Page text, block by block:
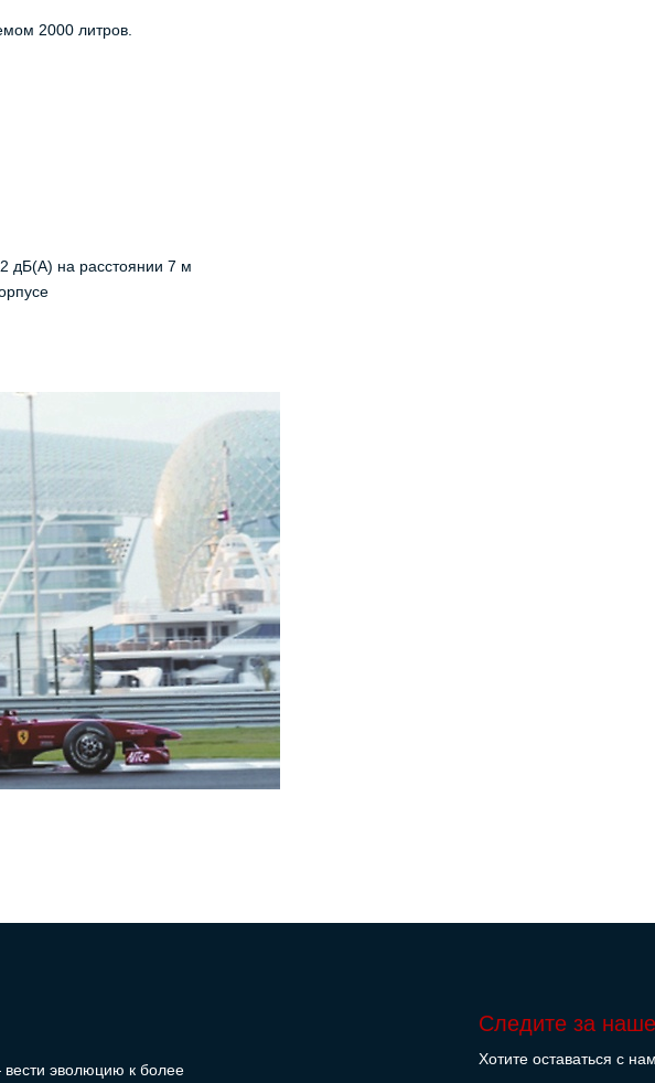
2000 литров.
дБ(А) на расстоянии 7 м
эволюцию к более
Следите за
Хотите оставаться с